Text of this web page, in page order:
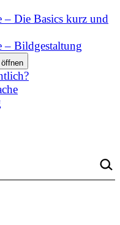
Die Basics kurz und
– Bildgestaltung